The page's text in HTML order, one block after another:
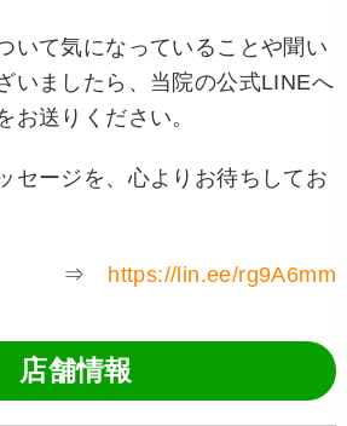
いて気になっていることや聞い
いましたら、当院の公式LINEへ
お送りください。
セージを、心よりお待ちしてお
⇒ https://lin.ee/rg9A6mm
店舗情報